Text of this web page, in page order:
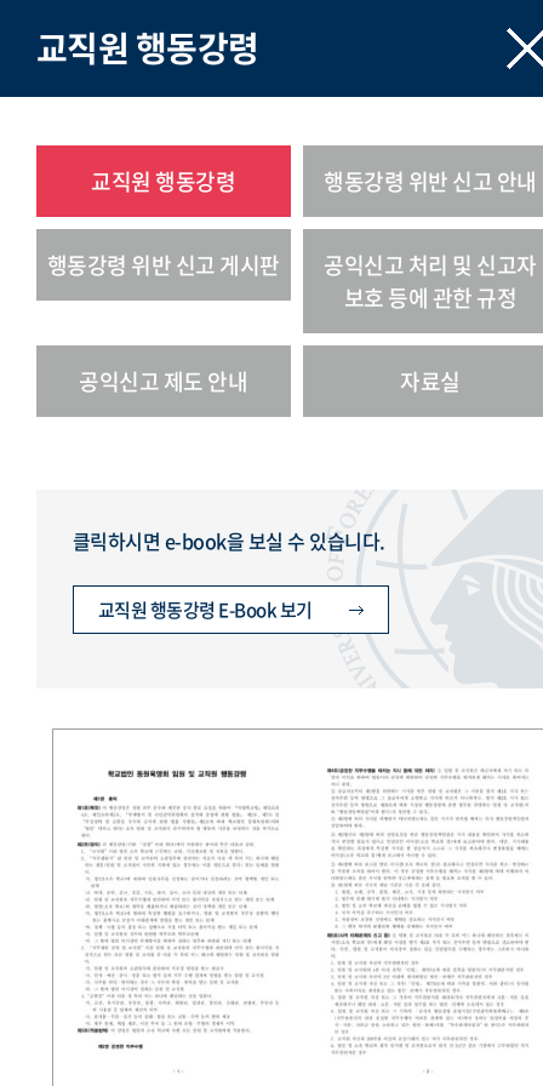
교직원 행동강령
교직원 행동강령 행동강령 위반 신고 안내
행동강령 위반 신고 게시판
공익신고 처리 및 신고자
보호 등에 관한 규정
공익신고 제도 안내 자료실
클릭하시면 e-book을 보실 수 있습니다.
교직원 행동강령 E-Book 보기